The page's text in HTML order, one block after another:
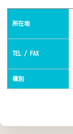
所在地
TEL / FAX
種別